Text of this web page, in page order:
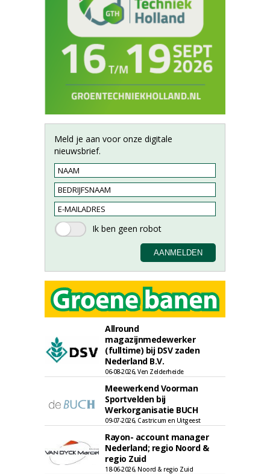
Meld je aan voor onze digitale
nieuwsbrief.
Allround
magazijnmedewerker
(fulltime) bij DSV zaden
Nederland B.V.
06-08-2026, Ven Zelderheide
Meewerkend Voorman
Sportvelden bij
Werkorganisatie BUCH
09-07-2026, Castricum en Uitgeest
Rayon- account manager
Nederland; regio Noord &
regio Zuid
18-06-2026, Noord & regio Zuid